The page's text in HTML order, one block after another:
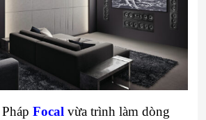
Focal vừa trình làm dòng